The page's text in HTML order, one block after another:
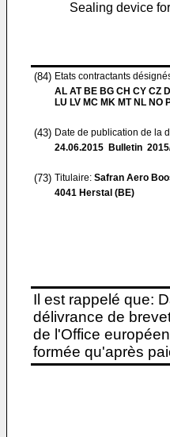
Sealing device
(84) Etats contractants
AL AT BE BG CH CY CZ
LU LV MC MK MT NL NO
(43) Date de publication de la
24.06.2015 Bulletin
(73) Titulaire: Safran Aero
4041 Herstal (BE)
Il est rappelé que:
délivrance de
de l'Office
formée qu'après